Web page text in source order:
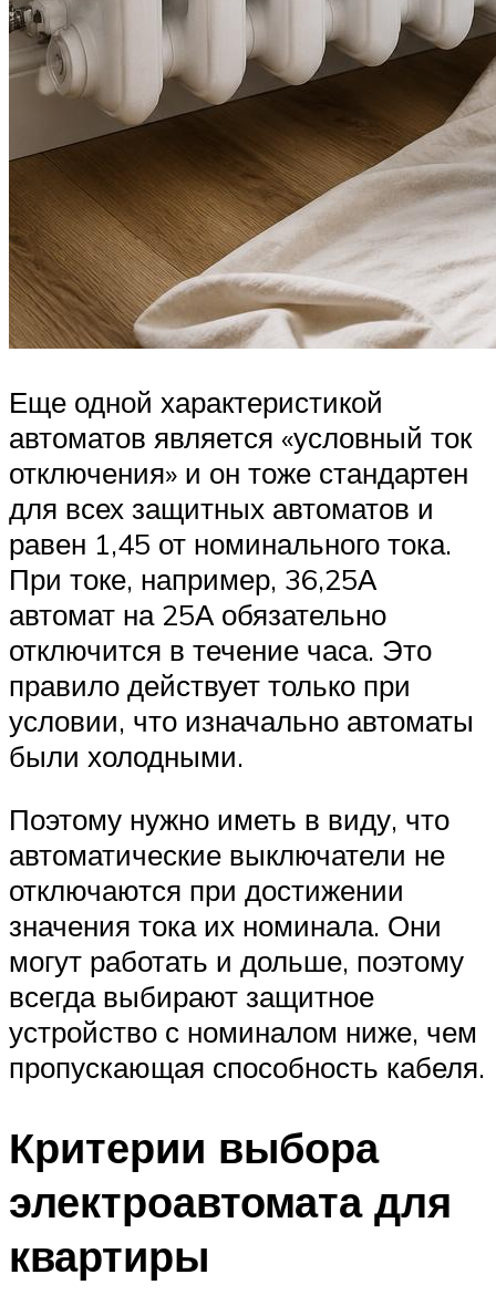
Еще одной характеристикой
автоматов является «условный ток
отключения» и он тоже стандартен
для всех защитных автоматов и
равен 1,45 от номинального тока.
При токе, например, 36,25А
автомат на 25А обязательно
отключится в течение часа. Это
правило действует только при
условии, что изначально автоматы
были холодными.
Поэтому нужно иметь в виду, что
автоматические выключатели не
отключаются при достижении
значения тока их номинала. Они
могут работать и дольше, поэтому
всегда выбирают защитное
устройство с номиналом ниже, чем
пропускающая способность кабеля.
Критерии выбора
электроавтомата для
квартиры